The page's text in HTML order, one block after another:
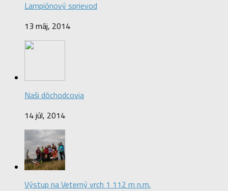
Lampiónový sprievod
13 máj, 2014
Naši dôchodcovia
14 júl, 2014
Výstup na Veterný vrch 1 112 m n.m.